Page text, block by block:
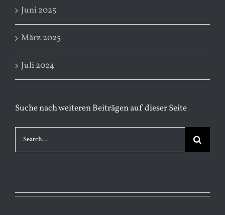
Juni 2025
März 2025
Juli 2024
Suche nach weiteren Beiträgen auf dieser Seite
Search
for: